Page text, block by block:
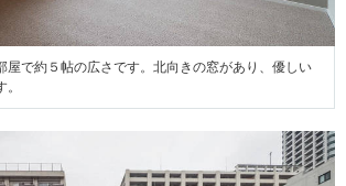
屋で約５帖の広さです。北向きの窓があり、優しい